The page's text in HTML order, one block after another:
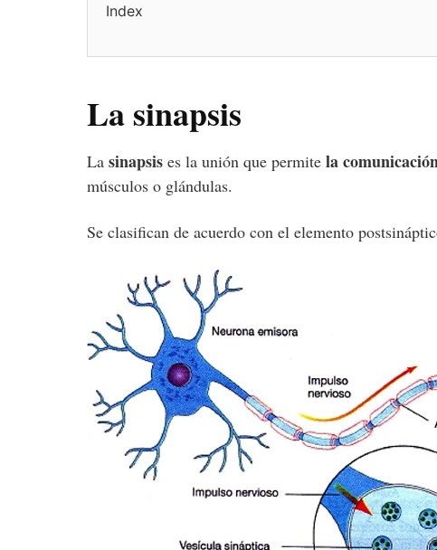
Index
La sinapsis
La sinapsis es la unión que permite la
músculos o glándulas.
Se clasifican de acuerdo con el elemento